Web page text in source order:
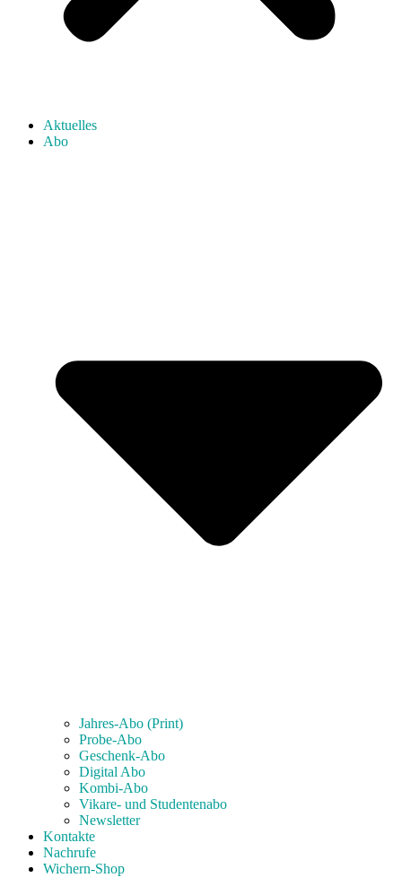
Aktuelles
Abo
Jahres-Abo (Print)
Probe-Abo
Geschenk-Abo
Digital Abo
Kombi-Abo
Vikare- und Studentenabo
Newsletter
Kontakte
Nachrufe
Wichern-Shop